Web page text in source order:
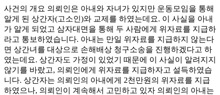
사건의 개요 의뢰인은 아내와 자녀가 있지만 운동모임을 통해
알게 된 상간자(고소인)와 교제를 하였는데요. 이 사실을 아내
가 알게 되었고 삼자대면을 통해 두 사람에게 위자료를 지급하
라고 통보하였습니다. 아내는 만일 위자료를 지급하지 않는다
면 상간녀를 대상으로 손해배상 청구소송을 진행하겠다고 하
였는데요. 상간자도 가정이 있었기 때문에 이 사실이 알려지지
않기를 바랐고, 의뢰인에게 위자료를 지급하자고 설득하였습
니다. 상간자는 의뢰인의 아내에게 2천만원의 위자료를 지급
하였으나, 의뢰인이 계속해서 고민하고 있자 의뢰인의 아내는